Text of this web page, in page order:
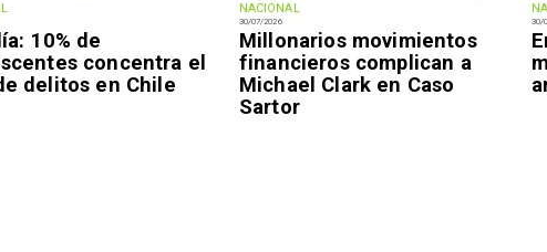
10% de
concentra el
delitos en Chile
NACIONAL
30/07/2026
Millonarios movimientos
financieros complican a
Michael Clark en Caso
Sartor
30/